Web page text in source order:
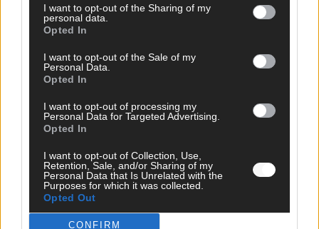
I want to opt-out of the Sharing of my
personal data.
Opted In
I want to opt-out of the Sale of my
Personal Data.
Opted In
I want to opt-out of processing my
Personal Data for Targeted Advertising.
Opted In
I want to opt-out of Collection, Use,
Retention, Sale, and/or Sharing of my
Personal Data that Is Unrelated with the
Purposes for which it was collected.
Opted Out
CONFIRM
Monaco, Sallys Café, Westernbrauerei – der
Europa-Park 2026 macht vieles neu
EXTRA
DARA gewinnt verdient, Israel beunruhigend –
unser Kommentar zum ESC 2026
Mai 2026